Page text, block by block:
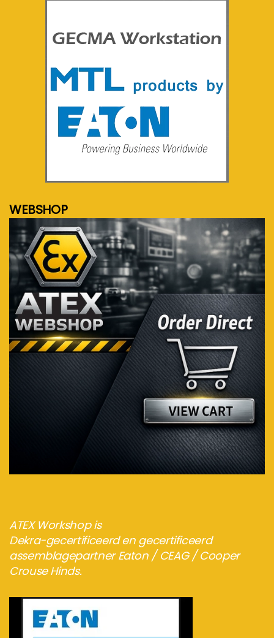
WEBSHOP
Bezoek de webshop
ATEX Workshop is
Dekra-gecertificeerd en gecertificeerd
assemblagepartner Eaton / CEAG / Cooper
Crouse Hinds.